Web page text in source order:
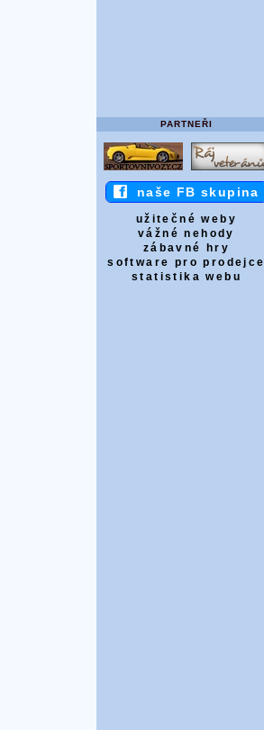
PARTNEŘI
naše FB skupina
užitečné weby
vážné nehody
zábavné hry
software pro prodejce
statistika webu